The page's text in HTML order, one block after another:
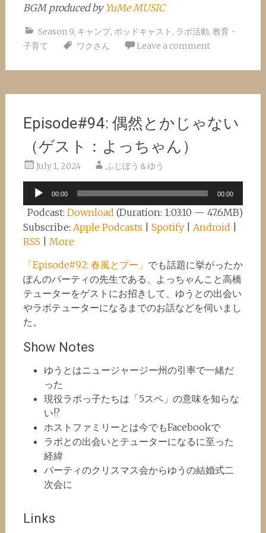
BGM produced byYuMe MUSIC
Season 9, キャンプ, ポッドキャスト , ラボ活動, 教育・
子育て
ワクさん Leave a comment
Episode#94: 偶然とかじゃない
（ゲスト：よっちゃん）
July 1, 2024 ふじぼう＆ゆう
Audio
Player
00:00 00:00
Podcast:Download (Duration: 1:03:10 — 47.6MB)
Subscribe: Apple Podcasts Spotify| Android
RSS
More
「Episode#92: 春風とプー」 でも話題に挙がったか
ぽんのパーティの先生である、よっちゃんこと高橋
テューターをゲストにお招きして、ゆうとの出会い
やラボテューターになるまでのお話などを伺いまし
た。
Show Notes
ゆうとはニュージャージー州の引率で一緒だ
った
現役ラボっ子たちは「5スペ」の意味を知らな
い!?
ホストファミリーとは今でもFacebookで
ラボとの出会いとテューターになるに至った
経緯
パーティのクリスマス会からゆうの結婚式二
次会に
Links